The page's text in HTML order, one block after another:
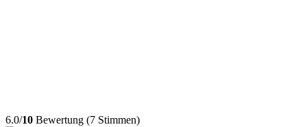
6.0/10 Bewertung (7 Stimmen)